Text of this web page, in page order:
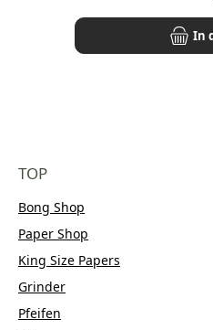
In
TOP
Bong Shop
Paper Shop
King Size Papers
Grinder
Pfeifen